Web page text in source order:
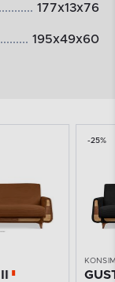
177x13x76
195x49x60
-25%